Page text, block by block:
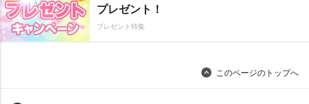
プレゼント！
プレゼント特集
このページのトップへ